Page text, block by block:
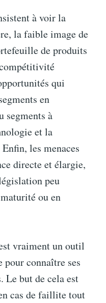
à voir la
la faible image de
de produits
qui
en
segments à
et la
les menaces
directe et élargie,
peu
ou en
vraiment un outil
connaître ses
Le but de cela est
cas de faillite tout